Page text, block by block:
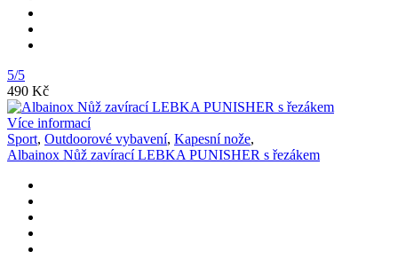
5/5
490 Kč
Více informací
Sport, Outdoorové vybavení, Kapesní nože,
Albainox Nůž zavírací LEBKA PUNISHER s řezákem